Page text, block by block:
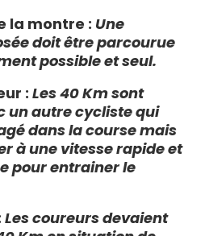
la montre : Une
doit être parcourue
possible et seul.
: Les 40 Km sont
un autre cycliste qui
dans la course mais
à une vitesse rapide et
pour entrainer le
Les coureurs devaient